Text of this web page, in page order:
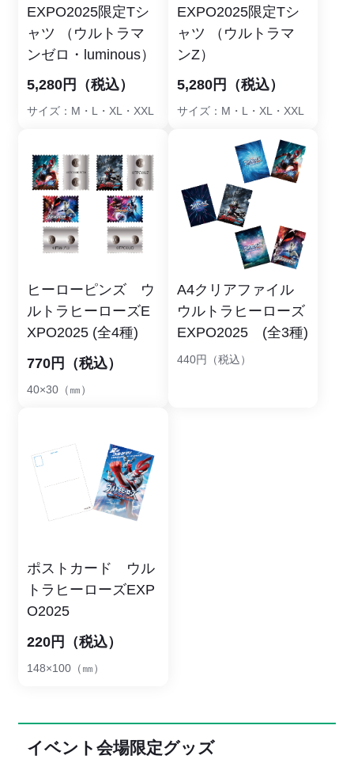
EXPO2025限定Tシ
ャツ （ウルトラマ
ンゼロ・luminous）
5,280円（税込）
サイズ：M・L・XL・XXL
EXPO2025限定Tシ
ャツ （ウルトラマ
ンZ）
5,280円（税込）
サイズ：M・L・XL・XXL
ヒーローピンズ ウ
ルトラヒーローズE
XPO2025 (全4種)
770円（税込）
40×30（㎜）
A4クリアファイル
ウルトラヒーローズ
EXPO2025 (全3種)
440円（税込）
ポストカード ウル
トラヒーローズEXP
O2025
220円（税込）
148×100（㎜）
イベント会場限定グッズ